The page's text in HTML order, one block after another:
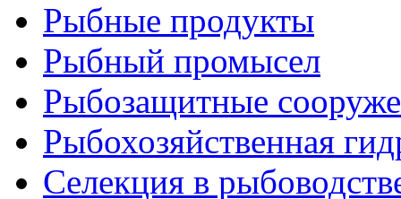
Рыбные продукты
Рыбный промысел
Рыбозащитные
Рыбохозяйственная
Селекция в